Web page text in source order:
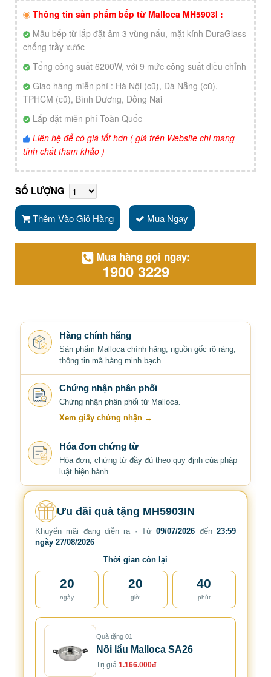
Thông tin sản phẩm bếp từ Malloca MH5903I :
Mẫu bếp từ lắp đặt âm 3 vùng nấu, mặt kính DuraGlass
chống trầy xước
Tổng công suất 6200W, với 9 mức công suất điều chỉnh
Giao hàng miễn phí : Hà Nội (cũ), Đà Nẵng (cũ),
TPHCM (cũ), Bình Dương, Đồng Nai
Lắp đặt miễn phí Toàn Quốc
Liên hệ để có giá tốt hơn ( giá trên Website chi mang
tính chất tham khảo )
SỐ LƯỢNG
Thêm Vào Giỏ Hàng Mua Ngay
Mua hàng gọi ngay:
1900 3229
Hàng chính hãng
Sản phẩm Malloca chính hãng, nguồn gốc rõ ràng,
thông tin mã hàng minh bạch.
Chứng nhận phân phối
Chứng nhận phân phối từ Malloca.
Xem giấy chứng nhận →
Hóa đơn chứng từ
Hóa đơn, chứng từ đầy đủ theo quy định của pháp
luật hiện hành.
Ưu đãi quà tặng MH5903IN
Khuyến mãi đang diễn ra · Từ09/07/2026 đến23:59
ngày 27/08/2026
Thời gian còn lại
20
ngày
20
giờ
40
phút
Quà tặng 01
Nồi lẩu Malloca SA26
Trị giá 1.166.000đ